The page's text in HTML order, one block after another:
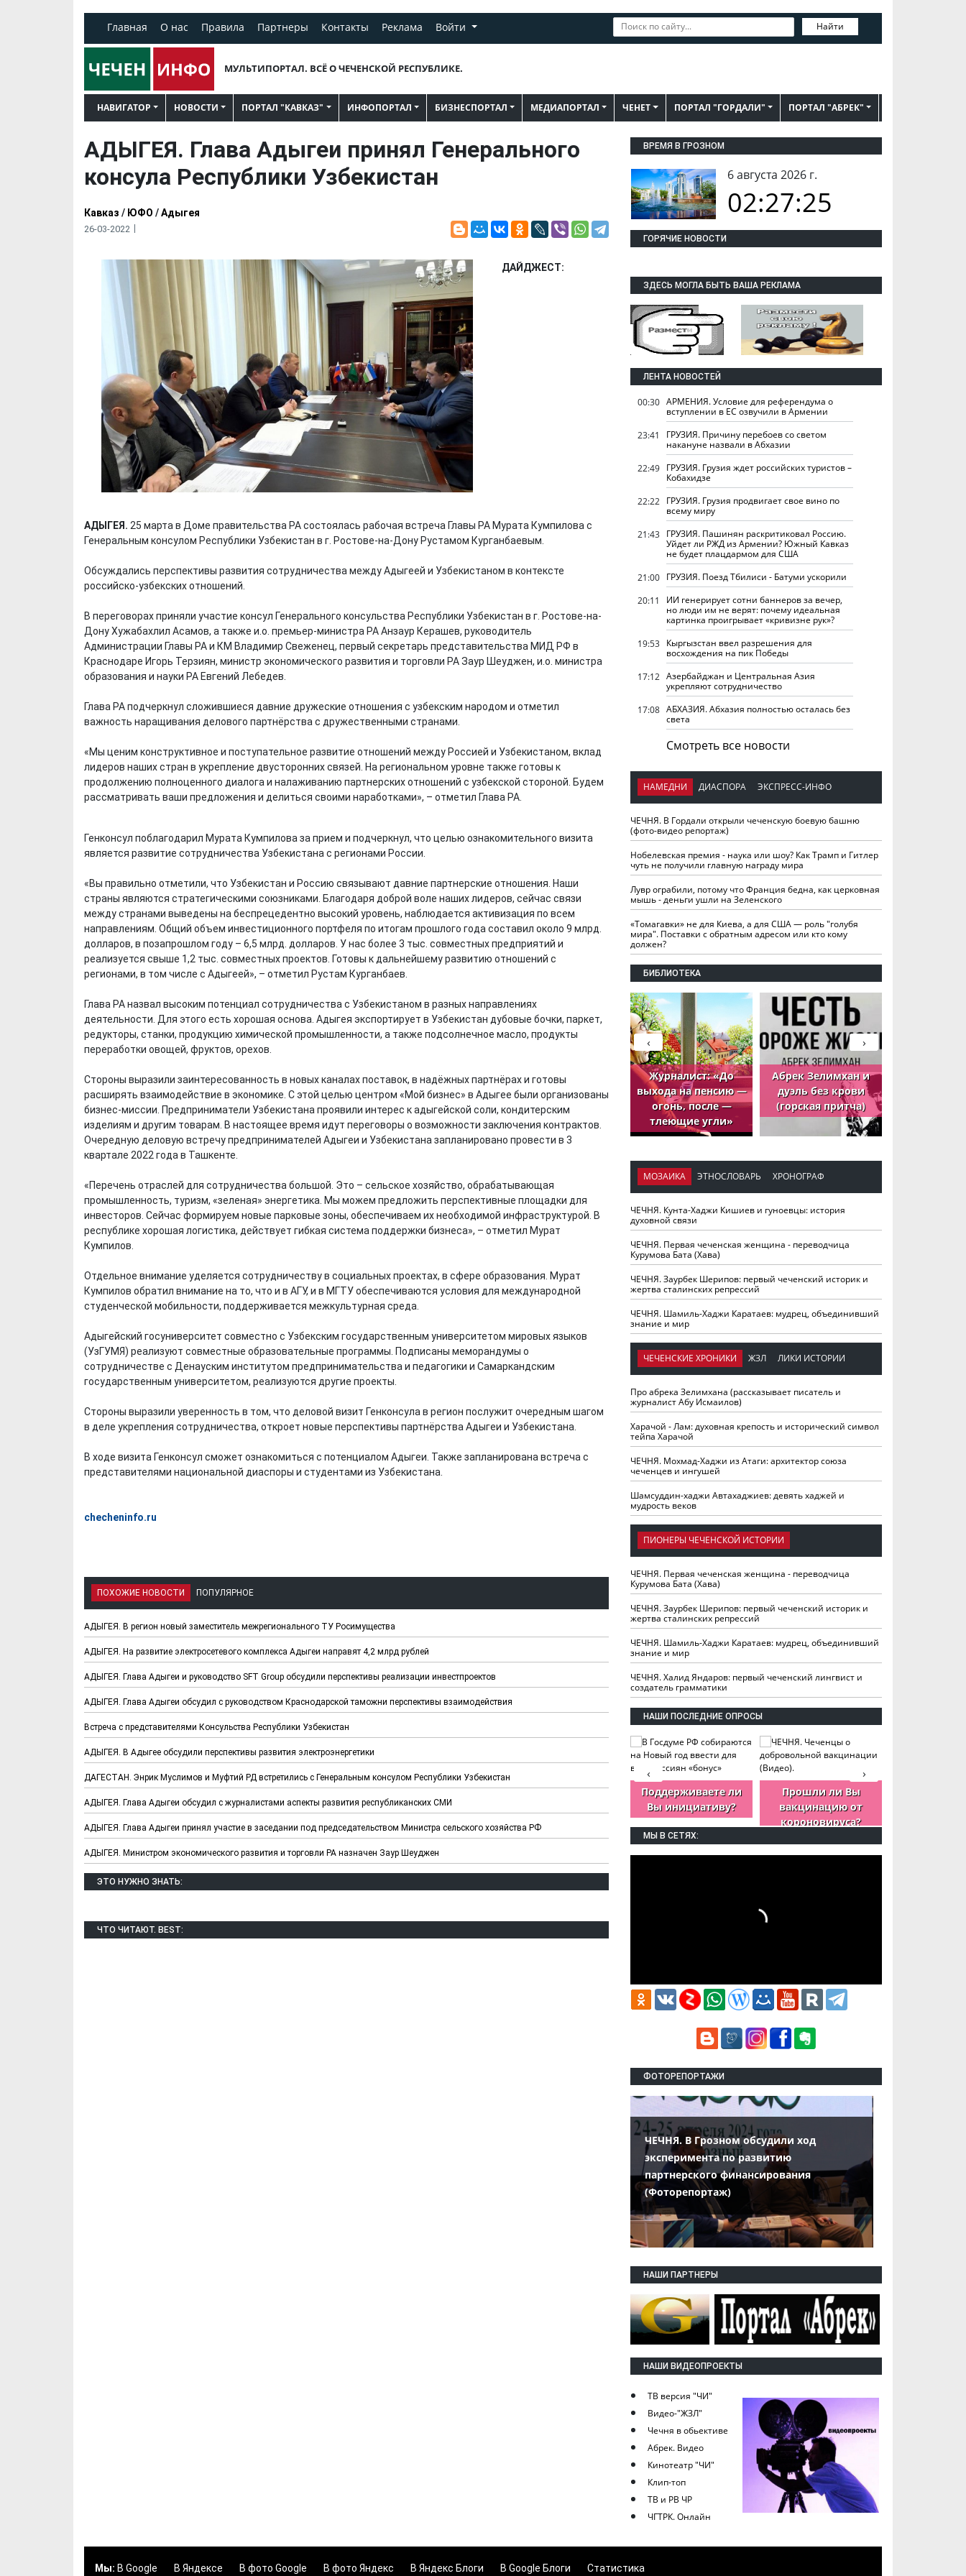
Главная О нас Правила Партнеры Контакты Реклама Войти Найти
МУЛЬТИПОРТАЛ. ВСЁ О ЧЕЧЕНСКОЙ РЕСПУБЛИКЕ.
НАВИГАТОР НОВОСТИ ПОРТАЛ "КАВКАЗ" ИНФОПОРТАЛ БИЗНЕСПОРТАЛ МЕДИАПОРТАЛ ЧЕНЕТ ПОРТАЛ "ГОРДАЛИ" ПОРТАЛ "АБРЕК"
АДЫГЕЯ. Глава Адыгеи принял Генерального
консула Республики Узбекистан
Кавказ / ЮФО /Адыгея
26-03-2022
ДАЙДЖЕСТ:
АДЫГЕЯ. 25 марта в Доме правительства РА состоялась рабочая встреча Главы РА Мурата Кумпилова с
Генеральным консулом Республики Узбекистан в г. Ростове-на-Дону Рустамом Курганбаевым.
Обсуждались перспективы развития сотрудничества между Адыгеей и Узбекистаном в контексте
российско-узбекских отношений.
В переговорах приняли участие консул Генерального консульства Республики Узбекистан в г. Ростове-на-
Дону Хужабахлил Асамов, а также и.о. премьер-министра РА Анзаур Керашев, руководитель
Администрации Главы РА и КМ Владимир Свеженец, первый секретарь представительства МИД РФ в
Краснодаре Игорь Терзиян, министр экономического развития и торговли РА Заур Шеуджен, и.о. министра
образования и науки РА Евгений Лебедев.
Глава РА подчеркнул сложившиеся давние дружеские отношения с узбекским народом и отметил
важность наращивания делового партнёрства с дружественными странами.
«Мы ценим конструктивное и поступательное развитие отношений между Россией и Узбекистаном, вклад
лидеров наших стран в укрепление двусторонних связей. На региональном уровне также готовы к
продолжению полноценного диалога и налаживанию партнерских отношений с узбекской стороной. Будем
рассматривать ваши предложения и делиться своими наработками», – отметил Глава РА.
Генконсул поблагодарил Мурата Кумпилова за прием и подчеркнул, что целью ознакомительного визита
является развитие сотрудничества Узбекистана с регионами России.
«Вы правильно отметили, что Узбекистан и Россию связывают давние партнерские отношения. Наши
страны являются стратегическими союзниками. Благодаря доброй воле наших лидеров, сейчас связи
между странами выведены на беспрецедентно высокий уровень, наблюдается активизация по всем
направлениям. Общий объем инвестиционного портфеля по итогам прошлого года составил около 9 млрд.
долларов, в позапрошлом году – 6,5 млрд. долларов. У нас более 3 тыс. совместных предприятий и
реализуется свыше 1,2 тыс. совместных проектов. Готовы к дальнейшему развитию отношений с
регионами, в том числе с Адыгеей», – отметил Рустам Курганбаев.
Глава РА назвал высоким потенциал сотрудничества с Узбекистаном в разных направлениях
деятельности. Для этого есть хорошая основа. Адыгея экспортирует в Узбекистан дубовые бочки, паркет,
редукторы, станки, продукцию химической промышленности, а также подсолнечное масло, продукты
переработки овощей, фруктов, орехов.
Стороны выразили заинтересованность в новых каналах поставок, в надёжных партнёрах и готовы
расширять взаимодействие в экономике. С этой целью центром «Мой бизнес» в Адыгее были организованы
бизнес-миссии. Предприниматели Узбекистана проявили интерес к адыгейской соли, кондитерским
изделиям и другим товарам. В настоящее время идут переговоры о возможности заключения контрактов.
Очередную деловую встречу предпринимателей Адыгеи и Узбекистана запланировано провести в 3
квартале 2022 года в Ташкенте.
«Перечень отраслей для сотрудничества большой. Это – сельское хозяйство, обрабатывающая
промышленность, туризм, «зеленая» энергетика. Мы можем предложить перспективные площадки для
инвесторов. Сейчас формируем новые парковые зоны, обеспечиваем их необходимой инфраструктурой. В
республике хорошая логистика, действует гибкая система поддержки бизнеса», – отметил Мурат
Кумпилов.
Отдельное внимание уделяется сотрудничеству в социальных проектах, в сфере образования. Мурат
Кумпилов обратил внимание на то, что и в АГУ, и в МГТУ обеспечиваются условия для международной
студенческой мобильности, поддерживается межкультурная среда.
Адыгейский госуниверситет совместно с Узбекским государственным университетом мировых языков
(УзГУМЯ) реализуют совместные образовательные программы. Подписаны меморандумы о
сотрудничестве с Денауским институтом предпринимательства и педагогики и Самаркандским
государственным университетом, реализуются другие проекты.
Стороны выразили уверенность в том, что деловой визит Генконсула в регион послужит очередным шагом
в деле укрепления сотрудничества, откроет новые перспективы партнёрства Адыгеи и Узбекистана.
В ходе визита Генконсул сможет ознакомиться с потенциалом Адыгеи. Также запланирована встреча с
представителями национальной диаспоры и студентами из Узбекистана.
checheninfo.ru
ПОХОЖИЕ НОВОСТИ ПОПУЛЯРНОЕ
АДЫГЕЯ. В регион новый заместитель межрегионального ТУ Росимущества
АДЫГЕЯ. На развитие электросетевого комплекса Адыгеи направят 4,2 млрд рублей
АДЫГЕЯ. Глава Адыгеи и руководство SFT Group обсудили перспективы реализации инвестпроектов
АДЫГЕЯ. Глава Адыгеи обсудил с руководством Краснодарской таможни перспективы взаимодействия
Встреча с представителями Консульства Республики Узбекистан
АДЫГЕЯ. В Адыгее обсудили перспективы развития электроэнергетики
ДАГЕСТАН. Энрик Муслимов и Муфтий РД встретились с Генеральным консулом Республики Узбекистан
АДЫГЕЯ. Глава Адыгеи обсудил с журналистами аспекты развития республиканских СМИ
АДЫГЕЯ. Глава Адыгеи принял участие в заседании под председательством Министра сельского хозяйства РФ
АДЫГЕЯ. Министром экономического развития и торговли РА назначен Заур Шеуджен
ЭТО НУЖНО ЗНАТЬ:
ЧТО ЧИТАЮТ. BEST:
ВРЕМЯ В ГРОЗНОМ
6 августа 2026 г.
02:27:26
ГОРЯЧИЕ НОВОСТИ
ЗДЕСЬ МОГЛА БЫТЬ ВАША РЕКЛАМА
ЛЕНТА НОВОСТЕЙ
00:30 АРМЕНИЯ. Условие для референдума о
вступлении в ЕС озвучили в Армении
23:41
ГРУЗИЯ. Причину перебоев со светом
накануне назвали в Абхазии
22:49 ГРУЗИЯ. Грузия ждет российских туристов –
Кобахидзе
22:22 ГРУЗИЯ. Грузия продвигает свое вино по
всему миру
21:43 ГРУЗИЯ. Пашинян раскритиковал Россию.
Уйдет ли РЖД из Армении? Южный Кавказ
не будет плацдармом для США
21:00 ГРУЗИЯ. Поезд Тбилиси - Батуми ускорили
20:11
ИИ генерирует сотни баннеров за вечер,
но люди им не верят: почему идеальная
картинка проигрывает «кривизне рук»?
19:53 Кыргызстан ввел разрешения для
восхождения на пик Победы
17:12 Азербайджан и Центральная Азия
укрепляют сотрудничество
17:08 АБХАЗИЯ. Абхазия полностью осталась без
света
Смотреть все новости
НАМЕДНИ ДИАСПОРА ЭКСПРЕСС-ИНФО
ЧЕЧНЯ. В Гордали открыли чеченскую боевую башню
(фото-видео репортаж)
Нобелевская премия - наука или шоу? Как Трамп и Гитлер
чуть не получили главную награду мира
Лувр ограбили, потому что Франция бедна, как церковная
мышь - деньги ушли на Зеленского
«Томагавки» не для Киева, а для США — роль "голубя
мира". Поставки с обратным адресом или кто кому
должен?
БИБЛИОТЕКА
Х. Гапураев. Капкан
для Зелимхана (Отр.
из романа «1овда»)
ЧЕЧНЯ. А. Тугузов.
"Зелимхан"
(Отрывок)
ЧЕЧНЯ. Обарг Варин
илли
ЧЕЧНЯ. Хьаьжин
мурд - обарг Вара
Журналист: «До
выхода на пенсию —
огонь, после —
тлеющие угли»
Абрек Зелимхан и
дуэль без крови
(горская притча)
›
‹
МОЗАИКА ЭТНОСЛОВАРЬ ХРОНОГРАФ
ЧЕЧНЯ. Кунта-Хаджи Кишиев и гуноевцы: история
духовной связи
ЧЕЧНЯ. Первая чеченская женщина - переводчица
Курумова Бата (Хава)
ЧЕЧНЯ. Заурбек Шерипов: первый чеченский историк и
жертва сталинских репрессий
ЧЕЧНЯ. Шамиль-Хаджи Каратаев: мудрец, объединивший
знание и мир
ЧЕЧЕНСКИЕ ХРОНИКИ ЖЗЛ ЛИКИ ИСТОРИИ
Про абрека Зелимхана (рассказывает писатель и
журналист Абу Исмаилов)
Харачой - Лам: духовная крепость и исторический символ
тейпа Харачой
ЧЕЧНЯ. Мохмад-Хаджи из Атаги: архитектор союза
чеченцев и ингушей
Шамсуддин-хаджи Автахаджиев: девять хаджей и
мудрость веков
ПИОНЕРЫ ЧЕЧЕНСКОЙ ИСТОРИИ
ЧЕЧНЯ. Первая чеченская женщина - переводчица
Курумова Бата (Хава)
ЧЕЧНЯ. Заурбек Шерипов: первый чеченский историк и
жертва сталинских репрессий
ЧЕЧНЯ. Шамиль-Хаджи Каратаев: мудрец, объединивший
знание и мир
ЧЕЧНЯ. Халид Яндаров: первый чеченский лингвист и
создатель грамматики
НАШИ ПОСЛЕДНИЕ ОПРОСЫ
Хотели бы Вы
переехать в другой
регион РФ?
Выбираем дизайн
формы ФК "Ахмат"
Одобряете ли вы
антитабачный
законопроект?
Нужна ли "хартия
блогера"?
Поддерживаете ли
Вы инициативу?
Прошли ли Вы
вакцинацию от
короновируса?
›
‹
МЫ В СЕТЯХ:
ФОТОРЕПОРТАЖИ
ЧЕЧНЯ. В Грозном обсудили ход
эксперимента по развитию
партнерского финансирования
(Фоторепортаж)
НАШИ ПАРТНЕРЫ
НАШИ ВИДЕОПРОЕКТЫ
ТВ версия "ЧИ"
Видео-"ЖЗЛ"
Чечня в обьективе
Абрек. Видео
Кинотеатр "ЧИ"
Клип-топ
ТВ и РВ ЧР
ЧГТРК. Онлайн
Мы: В Google В Яндексе В фото Google В фото Яндекс В Яндекс Блоги В Google Блоги Статистика